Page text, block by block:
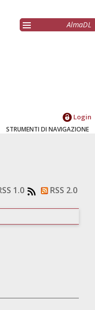
AlmaDL
Login
STRUMENTI DI NAVIGAZIONE
1.0 RSS 2.0